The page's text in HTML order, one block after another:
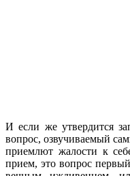
И если же утвердится
вопрос, озвучиваемый
приемлют жалости к
прием, это вопрос